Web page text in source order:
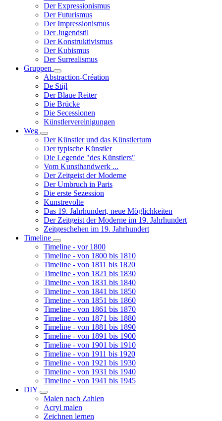
Der Expressionismus
Der Futurismus
Der Impressionismus
Der Jugendstil
Der Konstruktivismus
Der Kubismus
Der Surrealismus
Gruppen
Unternavigation
von
Gruppen
Abstraction-Création
De Stijl
Der Blaue Reiter
Die Brücke
Die Secessionen
Künstlervereinigungen
Weg
Unternavigation
von
Weg
Der Künstler und das Künstlertum
Der typische Künstler
Die Legende "des Künstlers"
Vom Kunsthandwerk ...
Der Zeitgeist der Moderne
Der Umbruch in Paris
Die erste Sezession
Kunstrevolte
Das 19. Jahrhundert, neue Möglichkeiten
Der Zeitgeist der Moderne im 19. Jahrhundert
Zeitgeschehen im 19. Jahrhundert
Timeline
Unternavigation
von
Timeline
Timeline - vor 1800
Timeline - von 1800 bis 1810
Timeline - von 1811 bis 1820
Timeline - von 1821 bis 1830
Timeline - von 1831 bis 1840
Timeline - von 1841 bis 1850
Timeline - von 1851 bis 1860
Timeline - von 1861 bis 1870
Timeline - von 1871 bis 1880
Timeline - von 1881 bis 1890
Timeline - von 1891 bis 1900
Timeline - von 1901 bis 1910
Timeline - von 1911 bis 1920
Timeline - von 1921 bis 1930
Timeline - von 1931 bis 1940
Timeline - von 1941 bis 1945
DIY
Unternavigation
von
DIY
Malen nach Zahlen
Acryl malen
Zeichnen lernen